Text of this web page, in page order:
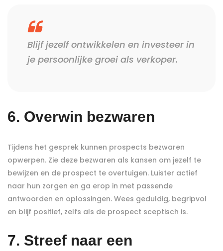
Blijf jezelf ontwikkelen en investeer in
je persoonlijke groei als verkoper.
6. Overwin bezwaren
Tijdens het gesprek kunnen prospects bezwaren
opwerpen. Zie deze bezwaren als kansen om jezelf te
bewijzen en de prospect te overtuigen. Luister actief
naar hun zorgen en ga erop in met passende
antwoorden en oplossingen. Wees geduldig, begripvol
en blijf positief, zelfs als de prospect sceptisch is.
7. Streef naar een